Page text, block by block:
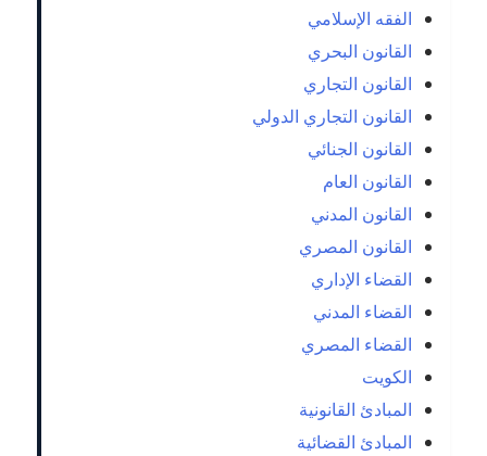
الفقه الإسلامي
القانون البحري
القانون التجاري
القانون التجاري الدولي
القانون الجنائي
القانون العام
القانون المدني
القانون المصري
القضاء الإداري
القضاء المدني
القضاء المصري
الكويت
المبادئ القانونية
المبادئ القضائية